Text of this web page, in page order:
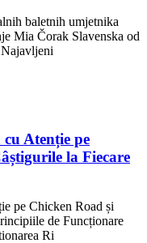
baletnih umjetnika
Mia Čorak Slavenska od
Atenție pe
la Fiecare
pe Chicken Road și
de Funcționare
Ri